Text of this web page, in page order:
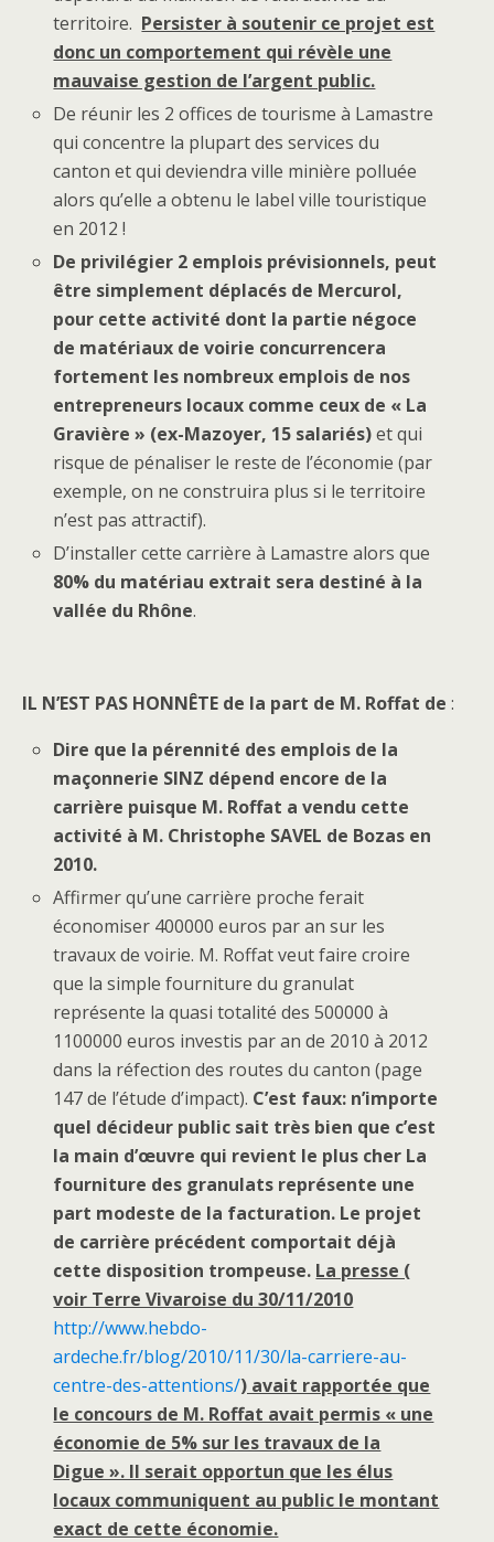
territoire. Persister à soutenir ce projet est
donc un comportement qui révèle une
mauvaise gestion de l’argent public.
De réunir les 2 offices de tourisme à Lamastre
qui concentre la plupart des services du
canton et qui deviendra ville minière polluée
alors qu’elle a obtenu le label ville touristique
en 2012 !
De privilégier 2 emplois prévisionnels, peut
être simplement déplacés de Mercurol,
pour cette activité dont la partie négoce
de matériaux de voirie concurrencera
fortement les nombreux emplois de nos
entrepreneurs locaux comme ceux de « La
Gravière » (ex-Mazoyer, 15 salariés)et qui
risque de pénaliser le reste de l’économie (par
exemple, on ne construira plus si le territoire
n’est pas attractif).
D’installer cette carrière à Lamastre alors que
80% du matériau extrait sera destiné à la
vallée du Rhône.
IL N’EST PAS HONNÊTE de la part de M. Roffat de :
Dire que la pérennité des emplois de la
maçonnerie SINZ dépend encore de la
carrière puisque M. Roffat a vendu cette
activité à M. Christophe SAVEL de Bozas en
2010.
Affirmer qu’une carrière proche ferait
économiser 400000 euros par an sur les
travaux de voirie. M. Roffat veut faire croire
que la simple fourniture du granulat
représente la quasi totalité des 500000 à
1100000 euros investis par an de 2010 à 2012
dans la réfection des routes du canton (page
147 de l’étude d’impact). C’est faux: n’importe
quel décideur public sait très bien que c’est
la main d’œuvre qui revient le plus cher La
fourniture des granulats représente une
part modeste de la facturation. Le projet
de carrière précédent comportait déjà
cette disposition trompeuse. La presse (
voir Terre Vivaroise du 30/11/2010
http://www.hebdo-
ardeche.fr/blog/2010/11/30/la-carriere-au-
centre-des-attentions/) avait rapportée que
le concours de M. Roffat avait permis « une
économie de 5% sur les travaux de la
Digue ». Il serait opportun que les élus
locaux communiquent au public le montant
exact de cette économie.